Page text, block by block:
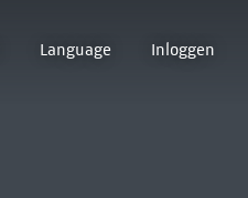
Language Inloggen